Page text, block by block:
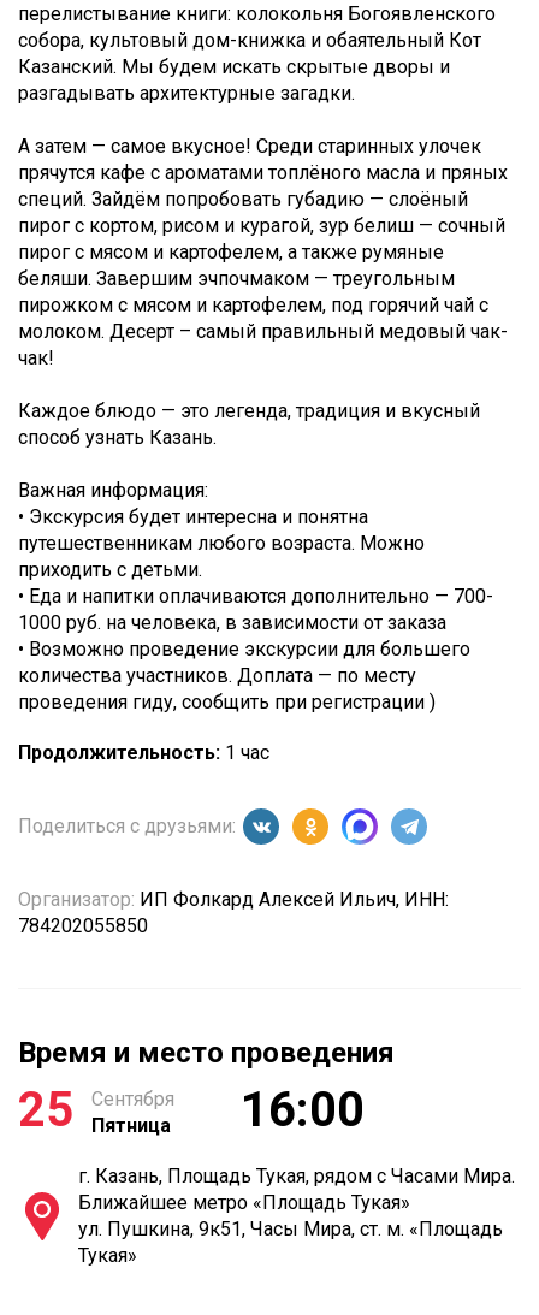
перелистывание книги: колокольня Богоявленского
собора, культовый дом-книжка и обаятельный Кот
Казанский. Мы будем искать скрытые дворы и
разгадывать архитектурные загадки.
А затем — самое вкусное! Среди старинных улочек
прячутся кафе с ароматами топлёного масла и пряных
специй. Зайдём попробовать губадию — слоёный
пирог с кортом, рисом и курагой, зур белиш — сочный
пирог с мясом и картофелем, а также румяные
беляши. Завершим эчпочмаком — треугольным
пирожком с мясом и картофелем, под горячий чай с
молоком. Десерт – самый правильный медовый чак-
чак!
Каждое блюдо — это легенда, традиция и вкусный
способ узнать Казань.
Важная информация:
• Экскурсия будет интересна и понятна
путешественникам любого возраста. Можно
приходить с детьми.
• Еда и напитки оплачиваются дополнительно — 700-
1000 руб. на человека, в зависимости от заказа
• Возможно проведение экскурсии для большего
количества участников. Доплата — по месту
проведения гиду, сообщить при регистрации )
Продолжительность: 1 час
Поделиться с друзьями:
Организатор: ИП Фолкард Алексей Ильич, ИНН:
784202055850
Время и место проведения
25
Сентября
Пятница
16:00
г. Казань, Площадь Тукая, рядом с Часами Мира.
Ближайшее метро «Площадь Тукая»
ул. Пушкина, 9к51, Часы Мира, ст. м. «Площадь
Тукая»